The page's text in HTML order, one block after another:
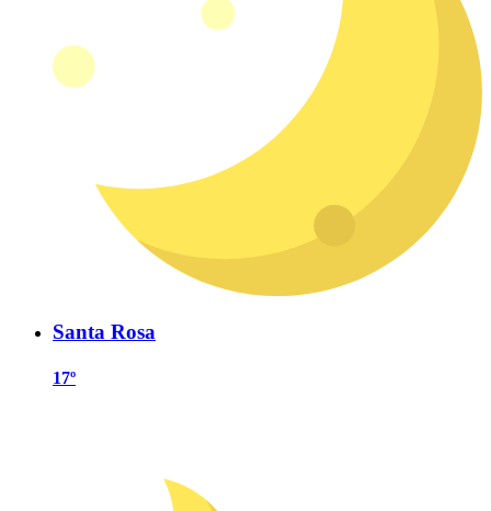
Santa Rosa
17º